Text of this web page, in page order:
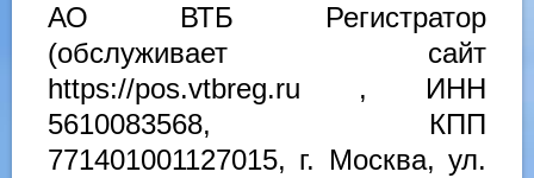
АО ВТБ Регистратор
(обслуживает сайт
https://pos.vtbreg.ru , ИНН
5610083568, КПП
771401001127015, г. Москва, ул.